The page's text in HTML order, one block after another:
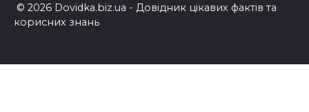
© 2026 Dovidka.biz.ua - Довідник цікавих фактів та
корисних знань